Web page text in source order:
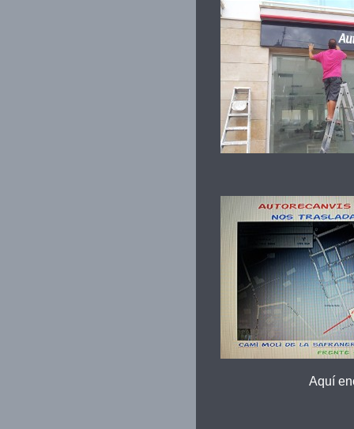
Aquí